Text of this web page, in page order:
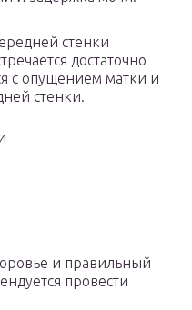
стенки
достаточно
с опущением матки и
стенки.
и правильный
провести